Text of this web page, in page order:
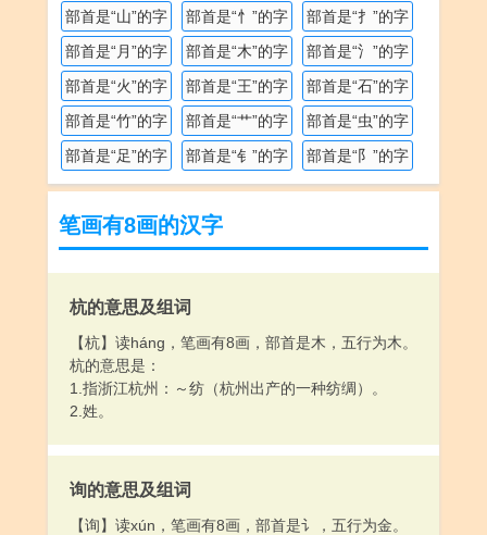
部首是“山”的字
部首是“忄”的字
部首是“扌”的字
部首是“月”的字
部首是“木”的字
部首是“氵”的字
部首是“火”的字
部首是“王”的字
部首是“石”的字
部首是“竹”的字
部首是“艹”的字
部首是“虫”的字
部首是“足”的字
部首是“钅”的字 部首是“阝”的字
笔画有8画的汉字
杭的意思及组词
【杭】读háng，笔画有8画，部首是木，五行为木。
杭的意思是：
1.指浙江杭州：～纺（杭州出产的一种纺绸）。
2.姓。
询的意思及组词
【询】读xún，笔画有8画，部首是讠，五行为金。